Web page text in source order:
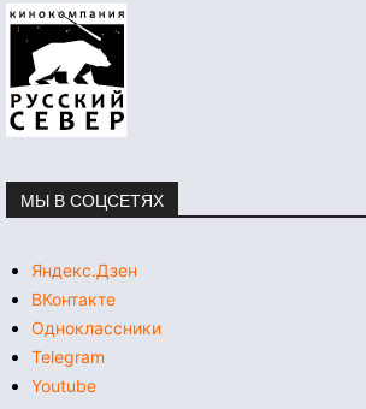
МЫ В СОЦСЕТЯХ
Яндекс.Дзен
ВКонтакте
Одноклассники
Telegram
Youtube